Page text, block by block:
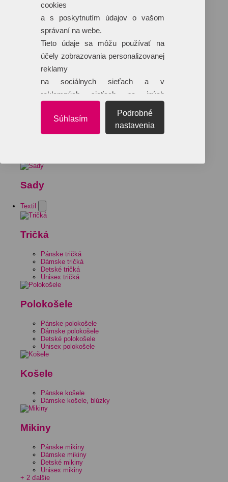
Sady
Textil
Tričká
Pánske tričká
Dámske tričká
Detské tričká
Unisex tričká
Polokošele
Pánske polokošele
Dámske polokošele
Detské polokošele
Unisex polokošele
Košele
Pánske košele
Dámske košele, blúzky
Mikiny
Pánske mikiny
Dámske mikiny
Detské mikiny
Unisex mikiny
+ 2 ďalšie
cookies
a s poskytnutím údajov o vašom
správaní na webe.
Tieto údaje sa môžu používať na
účely zobrazovania personalizovanej
reklamy
na sociálnych sieťach a v
reklamných sieťach na iných
Súhlasím
Podrobné
nastavenia